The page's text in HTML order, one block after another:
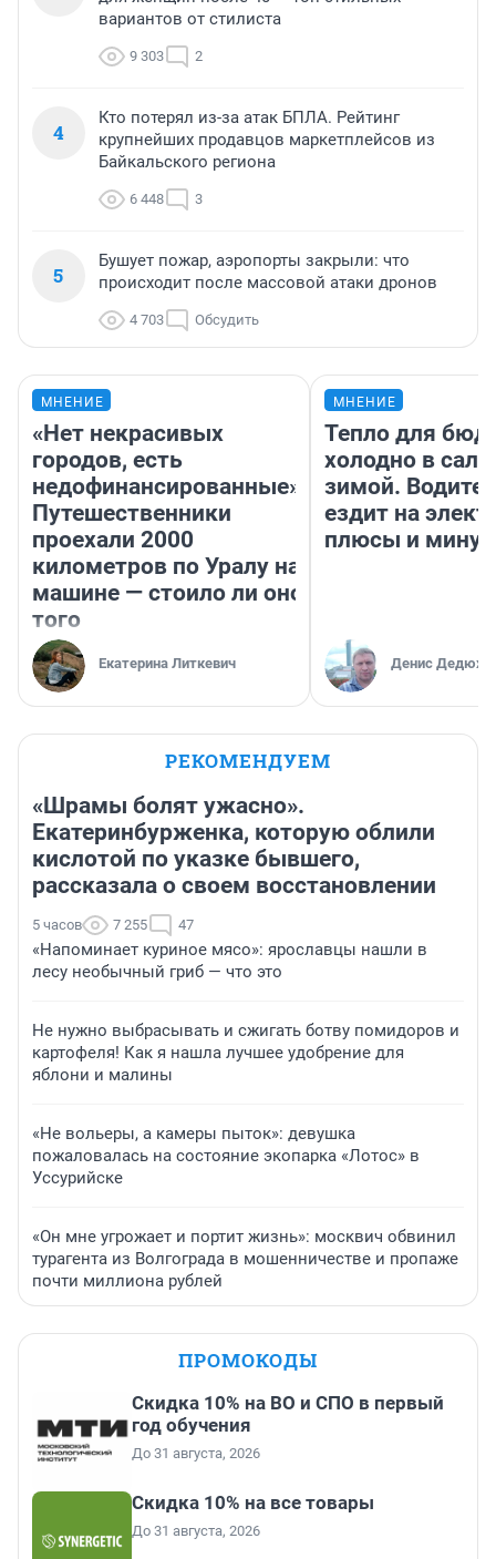
вариантов от стилиста
9 303 2
4
Кто потерял из-за атак БПЛА. Рейтинг
крупнейших продавцов маркетплейсов из
Байкальского региона
6 448 3
5
Бушует пожар, аэропорты закрыли: что
происходит после массовой атаки дронов
4 703 Обсудить
МНЕНИЕ
«Нет некрасивых
городов, есть
недофинансированные».
Путешественники
проехали 2000
километров по Уралу на
машине — стоило ли оно
того
Екатерина Литкевич
МНЕНИЕ
Тепло для
холодно в
зимой.
ездит на
плюсы и
Денис
РЕКОМЕНДУЕМ
«Шрамы болят ужасно».
Екатеринбурженка, которую облили
кислотой по указке бывшего,
рассказала о своем восстановлении
5 часов 7 255 47
«Напоминает куриное мясо»: ярославцы нашли в
лесу необычный гриб — что это
Не нужно выбрасывать и сжигать ботву помидоров и
картофеля! Как я нашла лучшее удобрение для
яблони и малины
«Не вольеры, а камеры пыток»: девушка
пожаловалась на состояние экопарка «Лотос» в
Уссурийске
«Он мне угрожает и портит жизнь»: москвич обвинил
турагента из Волгограда в мошенничестве и пропаже
почти миллиона рублей
ПРОМОКОДЫ
Скидка 10% на ВО и СПО в первый
год обучения
До 31 августа, 2026
Скидка 10% на все товары
До 31 августа, 2026